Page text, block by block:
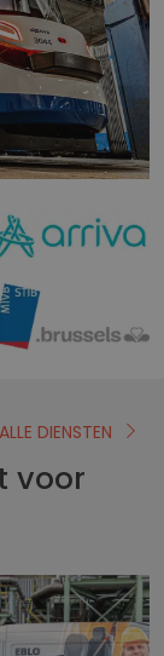
voor
DIENSTEN